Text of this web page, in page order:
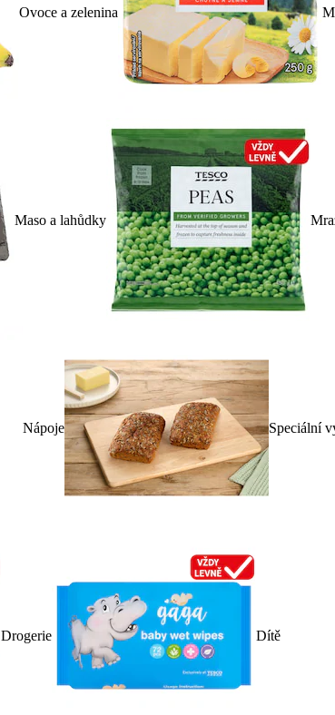
Ovoce a zelenina
Maso a lahůdky
Nápoje Speciální
Drogerie Dítě